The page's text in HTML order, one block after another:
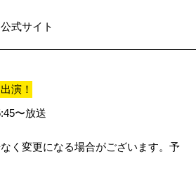
式サイト
演！
〜放送
く変更になる場合がございます。予